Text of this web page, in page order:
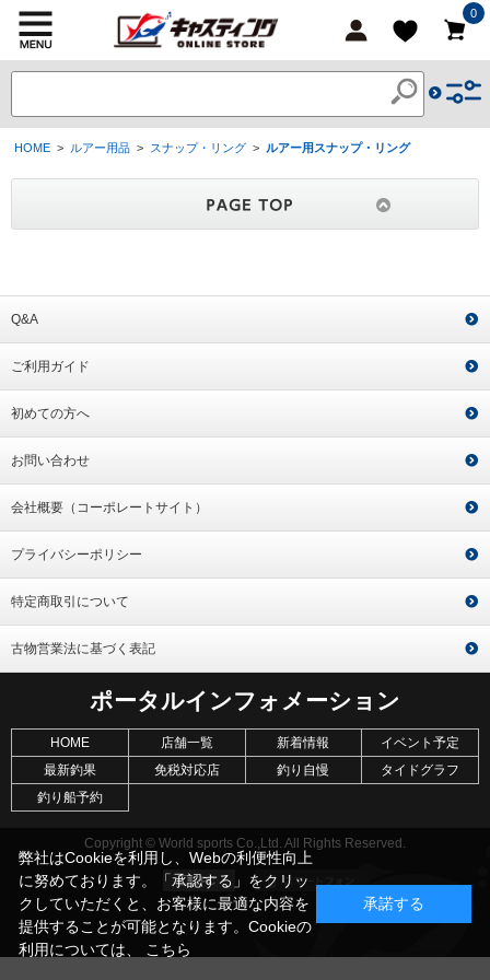
0
HOME > ルアー用品 > スナップ・リング > ルアー用スナップ・リング
Q&A
ご利用ガイド
初めての方へ
お問い合わせ
会社概要（コーポレートサイト）
プライバシーポリシー
特定商取引について
古物営業法に基づく表記
ポータルインフォメーション
HOME 店舗一覧 新着情報
イベント予定
最新釣果
免税対応店 釣り自慢
タイドグラフ
釣り船予約
Copyright © World sports Co.,Ltd. All Rights Reserved.
弊社はCookieを利用し、Webの利便性向上
に努めております。「承認する」をクリッ
クしていただくと、お客様に最適な内容を
提供することが可能となります。Cookieの
利用については、 こちら
承諾する